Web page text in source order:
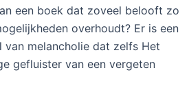
een boek dat zoveel belooft zo
overhoudt? Er is een
melancholie dat zelfs Het
gefluister van een vergeten